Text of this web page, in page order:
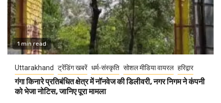
1 min read
Uttarakhand ट्रेंडिंग खबरें धर्म-संस्कृति सोशल मीडिया वायरल हरिद्वार
गंगा किनारे प्रतिबंधित क्षेत्र में नॉनवेज की डिलीवरी, नगर निगम ने कंपनी
को भेजा नोटिस, जानिए पूरा मामला